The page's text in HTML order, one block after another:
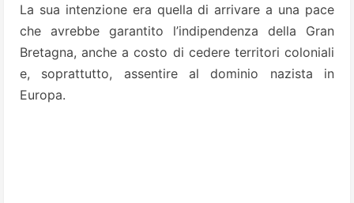
La sua intenzione era quella di arrivare a una pace
che avrebbe garantito l’indipendenza della Gran
Bretagna, anche a costo di cedere territori coloniali
e, soprattutto, assentire al dominio nazista in
Europa.